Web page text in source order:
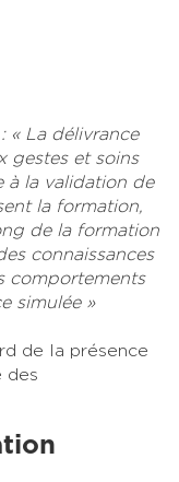
« La délivrance
gestes et soins
à la validation de
la formation,
de la formation
connaissances
comportements
simulée »
de la présence
des